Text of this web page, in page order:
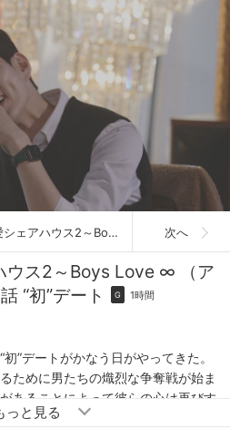
ボクらの恋愛シェアハウス2～Boys Love ∞ （アンリミテッド）～ 次へ
ウス2～Boys Love ∞ （ア
“初”デート G 1時間
”デートがかなう日がやってきた。
ために男たちの熾烈な争奪戦が始ま
あることによって彼らの心は再びす